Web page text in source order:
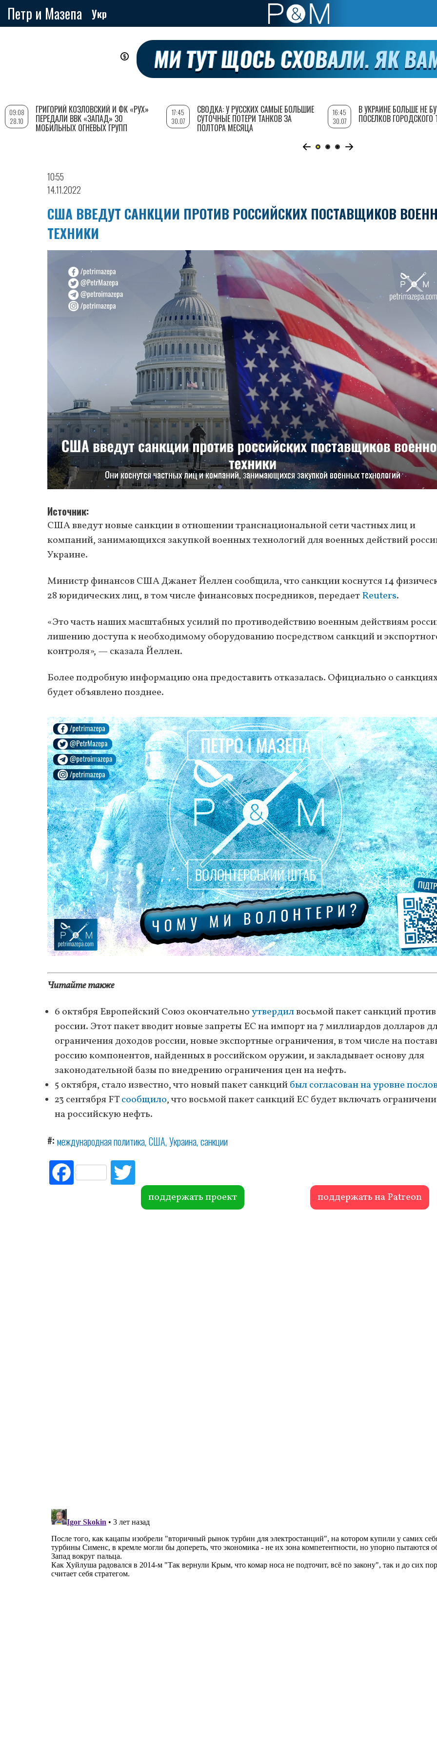
Петр и Мазепа Укр
10:55
14.11.2022
США ВВЕДУТ САНКЦИИ ПРОТИВ РОССИЙСКИХ ПОСТАВЩИКОВ
ТЕХНИКИ
Источник
США введут новые санкции в отношении транснациональной сети частных лиц и
компаний, занимающихся закупкой военных технологий для военных действий
Украине.
Министр финансов США Джанет Йеллен сообщила, что санкции коснутся 14
28 юридических лиц, в том числе финансовых посредников, передаетReuters.
«Это часть наших масштабных усилий по противодействию военным действиям
лишению доступа к необходимому оборудованию посредством санкций и
контроля», — сказала Йеллен.
Более подробную информацию она предоставить отказалась. Официально о
будет объявлено позднее.
Читайте также
6 октября Европейский Союз окончательноутвердилвосьмой пакет санкций против
россии. Этот пакет вводит новые запреты ЕС на импорт на 7 миллиардов долларов
ограничения доходов россии, новые экспортные ограничения, в том числе на
россию компонентов, найденных в российском оружии, и закладывает основу для
законодательной базы по внедрению ограничения цен на нефть.
5 октября, стало известно, что новый пакет санкцийбыл согласован на уровне
23 сентября FTсообщило, что восьмой пакет санкций ЕС будет включать
на российскую нефть.
# международная политика США Украина санкции
Fac
ebo itte
r поддержать проект поддержать на Patreon
09:08
28.10
ГРИГОРИЙ КОЗЛОВСКИЙ И ФК «РУХ»
ПЕРЕДАЛИ ВВК «ЗАПАД» 30
МОБИЛЬНЫХ ОГНЕВЫХ ГРУПП
17:45
30.07
СВОДКА: У РУССКИХ САМЫЕ БОЛЬШИЕ
СУТОЧНЫЕ ПОТЕРИ ТАНКОВ ЗА
ПОЛТОРА МЕСЯЦА
16:45
30.07
В УКРАИНЕ БОЛЬШЕ НЕ
ПОСЕЛКОВ ГОРОДСКОГО